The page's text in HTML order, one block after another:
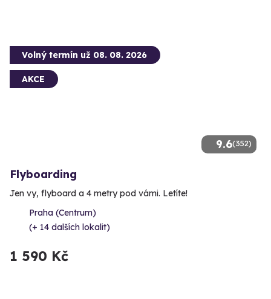
9.6(352)
Volný termín už 08. 08. 2026
AKCE
Flyboarding
Jen vy, flyboard a 4 metry pod vámi. Letíte!
Praha (Centrum)
(+ 14 dalších lokalit)
1 590 Kč